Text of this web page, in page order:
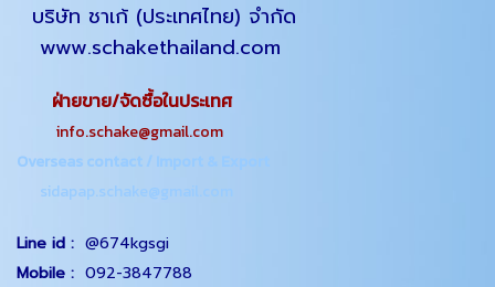
บริษัท ชาเก้ (ประเทศไทย) จำกัด
www.schakethailand.com
ฝ่ายขาย/จัดซื้อในประเทศ
info.schake@gmail.com
Overseas contact / Import & Export
sidapap.schake@gmail.com
Line id : @674kgsgi
Mobile : 092-3847788